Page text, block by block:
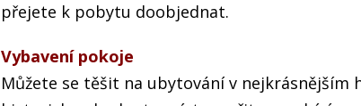
přejete k pobytu doobjednat.
Vybavení pokoje
Můžete se těšit na ubytování v